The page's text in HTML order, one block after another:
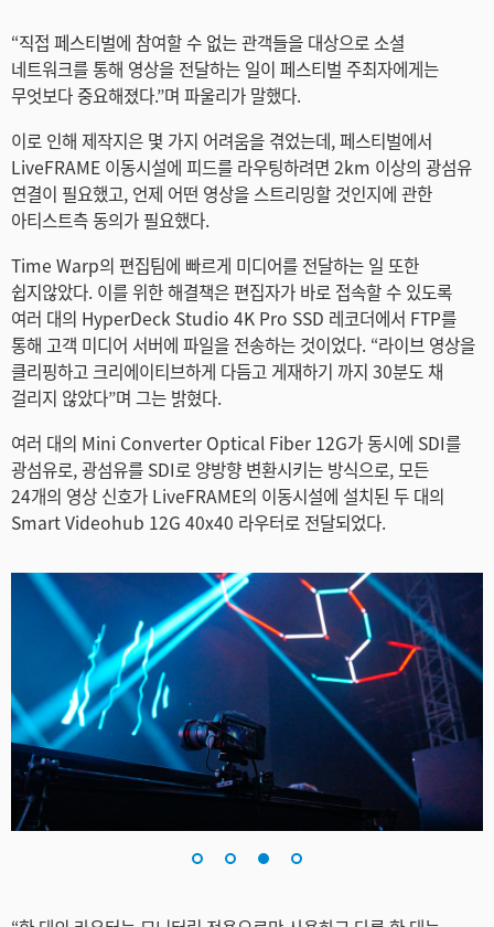
Ukraine
United Kingdom
United States
“직접 페스티벌에 참여할 수 없는 관객들을 대상으로 소셜
네트워크를 통해 영상을 전달하는 일이 페스티벌 주최자에게는
무엇보다 중요해졌다.”며 파울리가 말했다.
이로 인해 제작지은 몇 가지 어려움을 겪었는데, 페스티벌에서
LiveFRAME 이동시설에 피드를 라우팅하려면 2km 이상의 광섬유
연결이 필요했고, 언제 어떤 영상을 스트리밍할 것인지에 관한
아티스트측 동의가 필요했다.
Time Warp의 편집팀에 빠르게 미디어를 전달하는 일 또한
쉽지않았다. 이를 위한 해결책은 편집자가 바로 접속할 수 있도록
여러 대의 HyperDeck Studio 4K Pro SSD 레코더에서 FTP를
통해 고객 미디어 서버에 파일을 전송하는 것이었다. “라이브 영상을
클리핑하고 크리에이티브하게 다듬고 게재하기 까지 30분도 채
걸리지 않았다”며 그는 밝혔다.
여러 대의 Mini Converter Optical Fiber 12G가 동시에 SDI를
광섬유로, 광섬유를 SDI로 양방향 변환시키는 방식으로, 모든
24개의 영상 신호가 LiveFRAME의 이동시설에 설치된 두 대의
Smart Videohub 12G 40x40 라우터로 전달되었다.